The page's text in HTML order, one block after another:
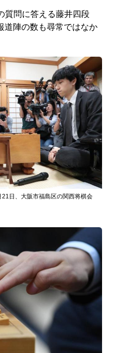
問に答える藤井四段
道陣の数も尋常ではなか
日、大阪市福島区の関西将棋会